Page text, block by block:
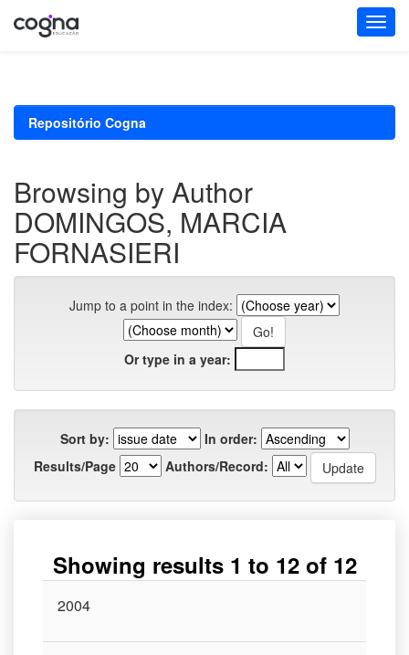
Repositório Cogna
Browsing by Author
DOMINGOS, MARCIA
FORNASIERI
Jump to a point in the index:
Or type in a year:
Sort by:
In order:
Results/Page
Authors/Record:
Showing results 1 to 12 of 12
Issue
2004